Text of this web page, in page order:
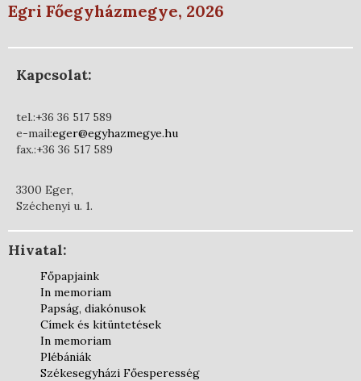
Egri Főegyházmegye, 2026
Kapcsolat:
tel.:+36 36 517 589
e-mail:eger@egyhazmegye.hu
fax.:+36 36 517 589
3300 Eger,
Széchenyi u. 1.
Hivatal:
Főpapjaink
In memoriam
Papság, diakónusok
Címek és kitüntetések
In memoriam
Plébániák
Székesegyházi Főesperesség